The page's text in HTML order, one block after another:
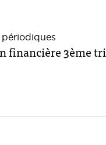
financière 3ème